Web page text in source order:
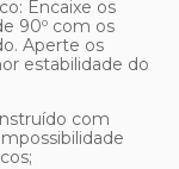
: Encaixe os
90º com os
Aperte os
estabilidade do
com